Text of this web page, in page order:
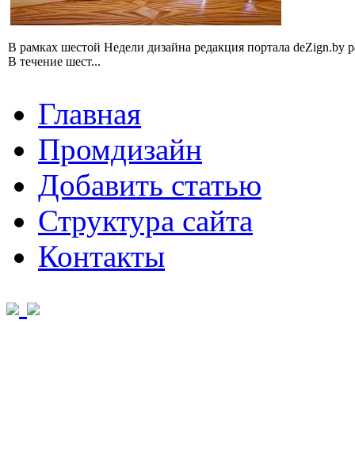
В рамках шестой Недели дизайна редакция портала
В течение шест...
Главная
Промдизайн
Добавить статью
Структура сайта
Контакты